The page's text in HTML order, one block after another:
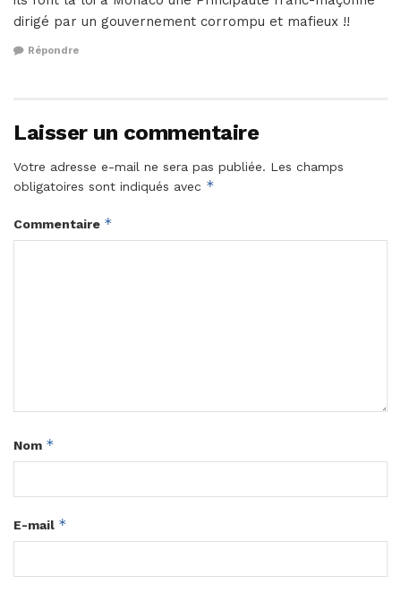
dirigé par un gouvernement corrompu et mafieux !!
Répondre
Laisser un commentaire
Votre adresse e-mail ne sera pas publiée. Les champs
obligatoires sont indiqués avec *
Commentaire *
Nom *
E-mail *